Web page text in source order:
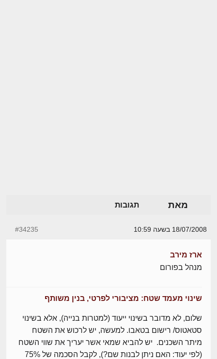
מאת תגובות
18/07/2008 בשעה 10:59 #34235
ארז מירב
מנהל בפורום
שינוי מעמד שטח: מציבורי לפרטי, בנין משותף
שלום, לא מדובר בשינוי ייעוד (למטרות בנייה), אלא בשינוי
סטאטוס/ רישום בטאבו. למעשה, יש לרכוש את השטח
מיתר השכנים. יש להביא שמאי אשר יעריך את שווי השטח
(לפי יעוד: האם ניתן לבנות שם?), לקבל הסכמה של 75%